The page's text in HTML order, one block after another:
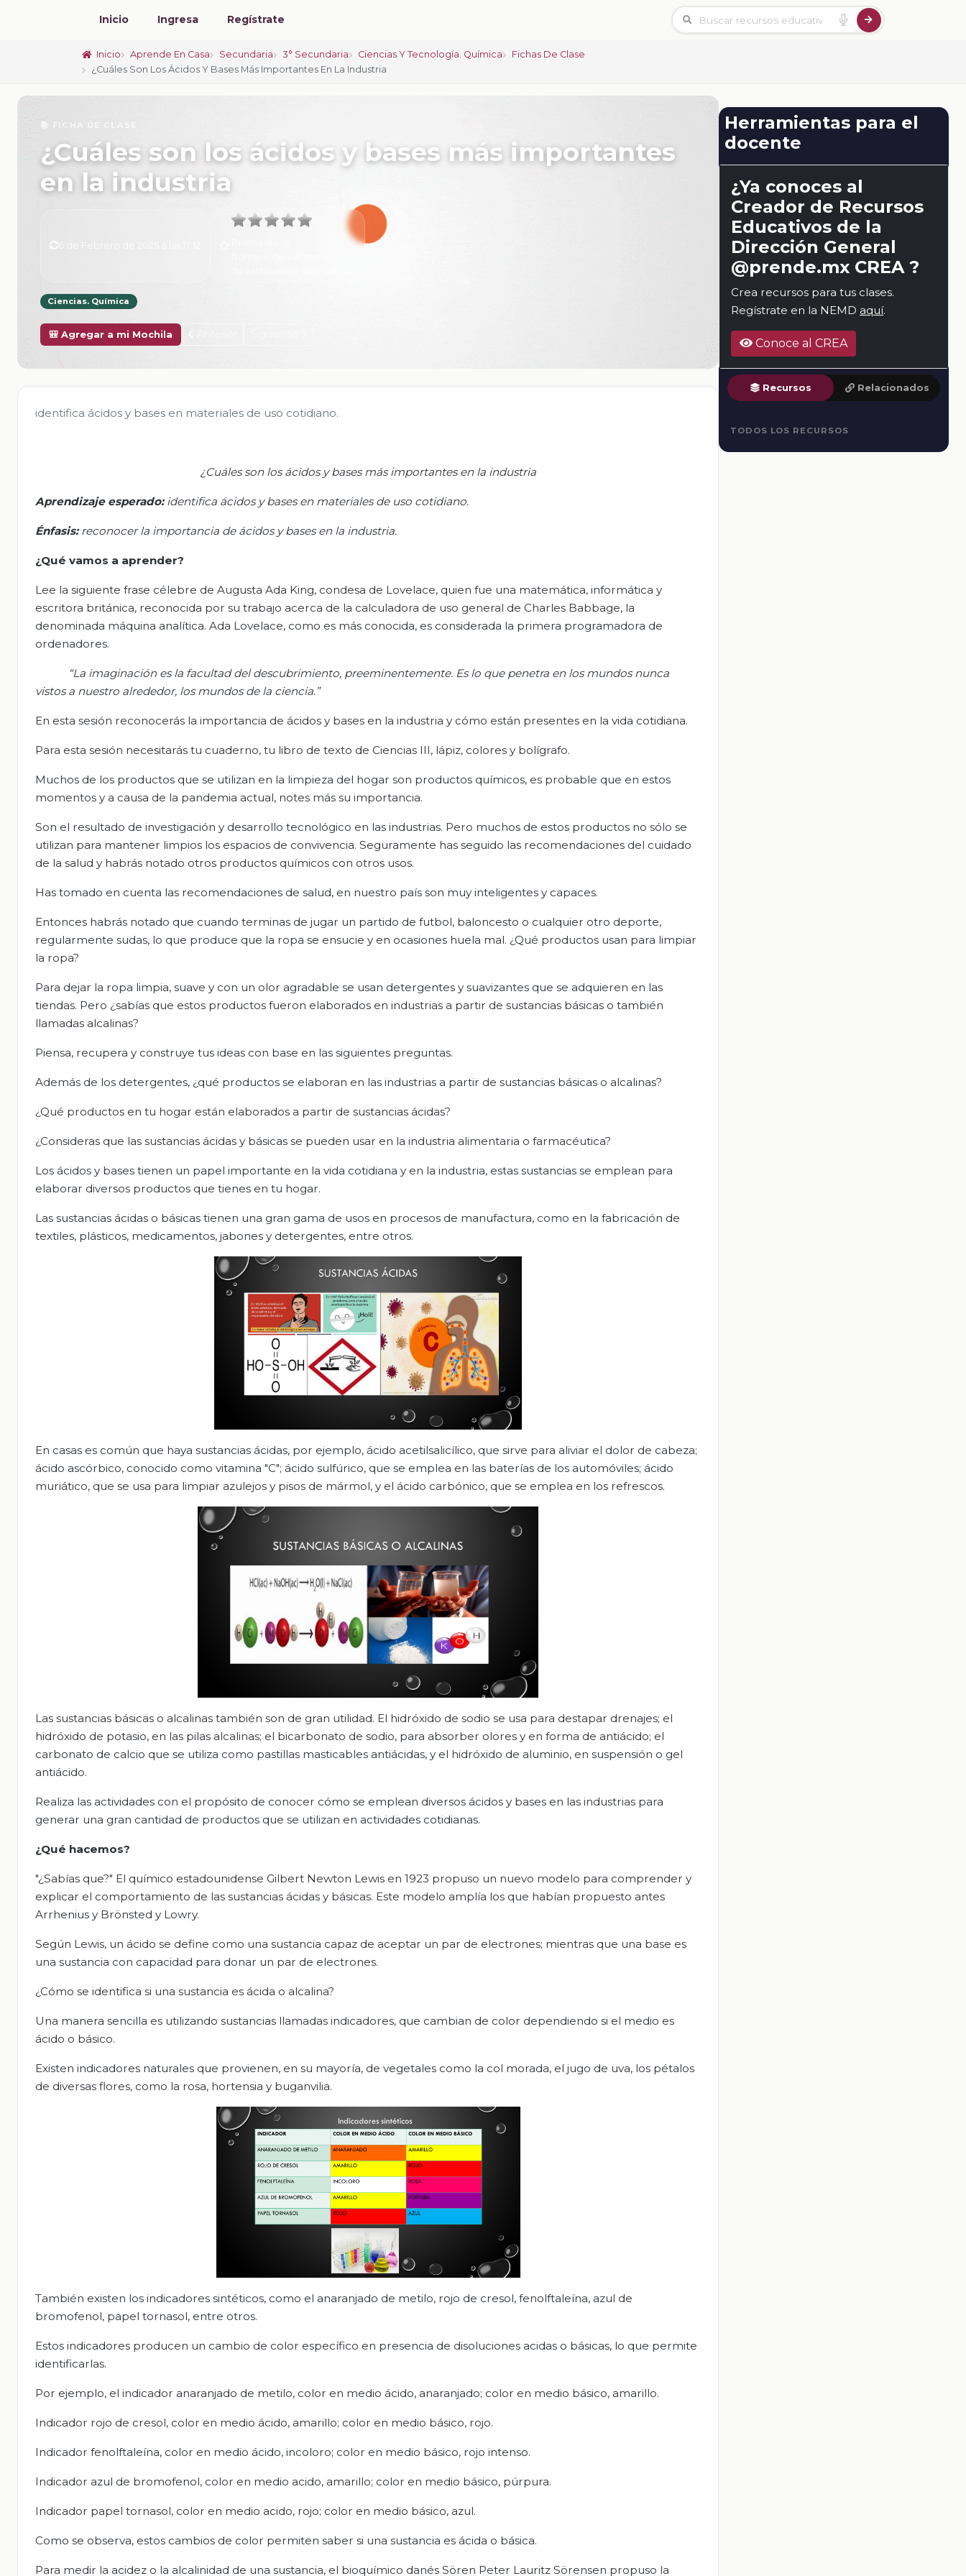
Inicio Ingresa Regístrate
Inicio Aprende En Casa Secundaria 3° Secundaria Ciencias Y Tecnología. Química
Fichas De Clase
¿Cuáles Son Los Ácidos Y Bases Más Importantes En La Industria
📚 FICHA DE CLASE
¿Cuáles son los ácidos y bases más importantes
en la industria
Ciencias. Química
🎒 Agregar a mi Mochila
identifica ácidos y bases en materiales de uso cotidiano.
¿Cuáles son los ácidos y bases más importantes en la industria
Aprendizaje esperado: identifica ácidos y bases en materiales de uso cotidiano.
Énfasis:reconocer la importancia de ácidos y bases en la industria.
¿Qué vamos a aprender?
Lee la siguiente frase célebre de Augusta Ada King, condesa de Lovelace, quien fue una matemática, informática y
escritora británica, reconocida por su trabajo acerca de la calculadora de uso general de Charles Babbage, la
denominada máquina analítica. Ada Lovelace, como es más conocida, es considerada la primera programadora de
ordenadores.
“La imaginación es la facultad del descubrimiento, preeminentemente. Es lo que penetra en los mundos nunca
vistos a nuestro alrededor, los mundos de la ciencia.”
En esta sesión reconocerás la importancia de ácidos y bases en la industria y cómo están presentes en la vida cotidiana.
Para esta sesión necesitarás tu cuaderno, tu libro de texto de Ciencias III, lápiz, colores y bolígrafo.
Muchos de los productos que se utilizan en la limpieza del hogar son productos químicos, es probable que en estos
momentos y a causa de la pandemia actual, notes más su importancia.
Son el resultado de investigación y desarrollo tecnológico en las industrias. Pero muchos de estos productos no sólo se
utilizan para mantener limpios los espacios de convivencia. Seguramente has seguido las recomendaciones del cuidado
de la salud y habrás notado otros productos químicos con otros usos.
Has tomado en cuenta las recomendaciones de salud, en nuestro país son muy inteligentes y capaces.
Entonces habrás notado que cuando terminas de jugar un partido de futbol, baloncesto o cualquier otro deporte,
regularmente sudas, lo que produce que la ropa se ensucie y en ocasiones huela mal. ¿Qué productos usan para limpiar
la ropa?
Para dejar la ropa limpia, suave y con un olor agradable se usan detergentes y suavizantes que se adquieren en las
tiendas. Pero ¿sabías que estos productos fueron elaborados en industrias a partir de sustancias básicas o también
llamadas alcalinas?
Piensa, recupera y construye tus ideas con base en las siguientes preguntas.
Además de los detergentes, ¿qué productos se elaboran en las industrias a partir de sustancias básicas o alcalinas?
¿Qué productos en tu hogar están elaborados a partir de sustancias ácidas?
¿Consideras que las sustancias ácidas y básicas se pueden usar en la industria alimentaria o farmacéutica?
Los ácidos y bases tienen un papel importante en la vida cotidiana y en la industria, estas sustancias se emplean para
elaborar diversos productos que tienes en tu hogar.
Las sustancias ácidas o básicas tienen una gran gama de usos en procesos de manufactura, como en la fabricación de
textiles, plásticos, medicamentos, jabones y detergentes, entre otros.
En casas es común que haya sustancias ácidas, por ejemplo, ácido acetilsalicílico, que sirve para aliviar el dolor de cabeza;
ácido ascórbico, conocido como vitamina "C"; ácido sulfúrico, que se emplea en las baterías de los automóviles; ácido
muriático, que se usa para limpiar azulejos y pisos de mármol, y el ácido carbónico, que se emplea en los refrescos.
Las sustancias básicas o alcalinas también son de gran utilidad. El hidróxido de sodio se usa para destapar drenajes; el
hidróxido de potasio, en las pilas alcalinas; el bicarbonato de sodio, para absorber olores y en forma de antiácido; el
carbonato de calcio que se utiliza como pastillas masticables antiácidas, y el hidróxido de aluminio, en suspensión o gel
antiácido.
Realiza las actividades con el propósito de conocer cómo se emplean diversos ácidos y bases en las industrias para
generar una gran cantidad de productos que se utilizan en actividades cotidianas.
¿Qué hacemos?
"¿Sabías que?" El químico estadounidense Gilbert Newton Lewis en 1923 propuso un nuevo modelo para comprender y
explicar el comportamiento de las sustancias ácidas y básicas. Este modelo amplía los que habían propuesto antes
Arrhenius y Brönsted y Lowry.
Según Lewis, un ácido se define como una sustancia capaz de aceptar un par de electrones; mientras que una base es
una sustancia con capacidad para donar un par de electrones.
¿Cómo se identifica si una sustancia es ácida o alcalina?
Una manera sencilla es utilizando sustancias llamadas indicadores, que cambian de color dependiendo si el medio es
ácido o básico.
Existen indicadores naturales que provienen, en su mayoría, de vegetales como la col morada, el jugo de uva, los pétalos
de diversas flores, como la rosa, hortensia y buganvilia.
También existen los indicadores sintéticos, como el anaranjado de metilo, rojo de cresol, fenolftaleína, azul de
bromofenol, papel tornasol, entre otros.
Estos indicadores producen un cambio de color específico en presencia de disoluciones acidas o básicas, lo que permite
identificarlas.
Por ejemplo, el indicador anaranjado de metilo, color en medio ácido, anaranjado; color en medio básico, amarillo.
Indicador rojo de cresol, color en medio ácido, amarillo; color en medio básico, rojo.
Indicador fenolftaleína, color en medio ácido, incoloro; color en medio básico, rojo intenso.
Indicador azul de bromofenol, color en medio acido, amarillo; color en medio básico, púrpura.
Indicador papel tornasol, color en medio acido, rojo; color en medio básico, azul.
Como se observa, estos cambios de color permiten saber si una sustancia es ácida o básica.
Para medir la acidez o la alcalinidad de una sustancia, el bioquímico danés Sören Peter Lauritz Sörensen propuso la
Herramientas para el
docente
¿Ya conoces al
Creador de Recursos
Educativos de la
Dirección General
@prende.mx CREA ?
Crea recursos para tus clases.
Regístrate en la NEMD aquí.
Conoce al CREA
Recursos Relacionados
TODOS LOS RECURSOS